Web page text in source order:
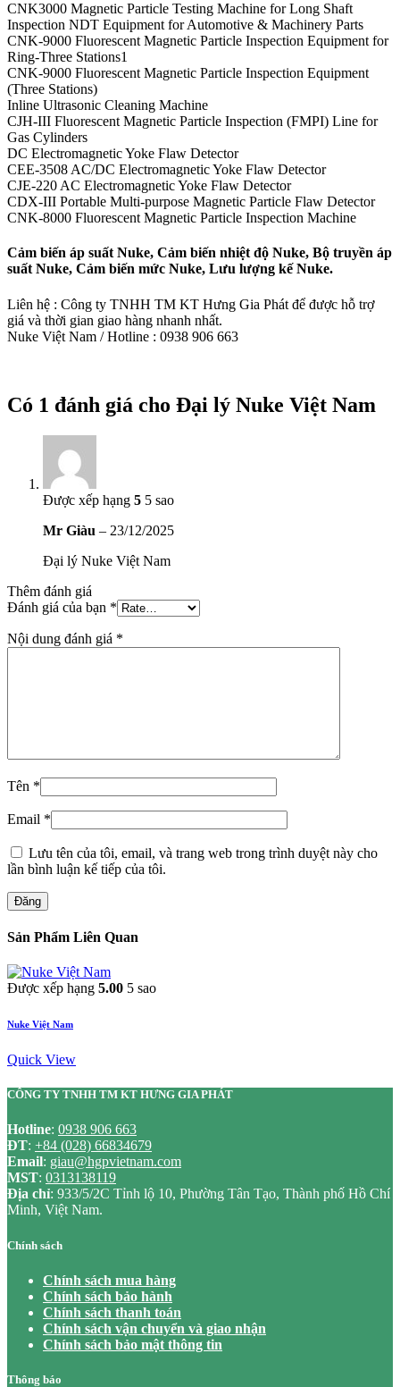
CNK3000 Magnetic Particle Testing Machine for Long Shaft
Inspection NDT Equipment for Automotive & Machinery Parts
CNK-9000 Fluorescent Magnetic Particle Inspection Equipment for
Ring-Three Stations1
CNK-9000 Fluorescent Magnetic Particle Inspection Equipment
(Three Stations)
Inline Ultrasonic Cleaning Machine
CJH-III Fluorescent Magnetic Particle Inspection (FMPI) Line for
Gas Cylinders
DC Electromagnetic Yoke Flaw Detector
CEE-3508 AC/DC Electromagnetic Yoke Flaw Detector
CJE-220 AC Electromagnetic Yoke Flaw Detector
CDX-III Portable Multi-purpose Magnetic Particle Flaw Detector
CNK-8000 Fluorescent Magnetic Particle Inspection Machine
Cảm biến áp suất Nuke, Cảm biến nhiệt độ Nuke, Bộ truyền áp
suất Nuke, Cảm biến mức Nuke, Lưu lượng kế Nuke.
Liên hệ : Công ty TNHH TM KT Hưng Gia Phát để được hỗ trợ
giá và thời gian giao hàng nhanh nhất.
Nuke Việt Nam / Hotline : 0938 906 663
Có 1 đánh giá cho Đại lý Nuke Việt Nam
Được xếp hạng 5 5 sao
Mr Giàu – 23/12/2025
Đại lý Nuke Việt Nam
Thêm đánh giá
Đánh giá của bạn *
Nội dung đánh giá *
Tên *
Email *
Lưu tên của tôi, email, và trang web trong trình duyệt này cho
lần bình luận kế tiếp của tôi.
Đăng
Sản Phẩm Liên Quan
Được xếp hạng 5.00 5 sao
Nuke Việt Nam
Quick View
CÔNG TY TNHH TM KT HƯNG GIA PHÁT
Hotline: 0938 906 663
ĐT: +84 (028) 66834679
Email: giau@hgpvietnam.com
MST: 0313138119
Địa chỉ: 933/5/2C Tỉnh lộ 10, Phường Tân Tạo, Thành phố Hồ Chí
Minh, Việt Nam.
Chính sách
Chính sách mua hàng
Chính sách bảo hành
Chính sách thanh toán
Chính sách vận chuyển và giao nhận
Chính sách bảo mật thông tin
Thông báo